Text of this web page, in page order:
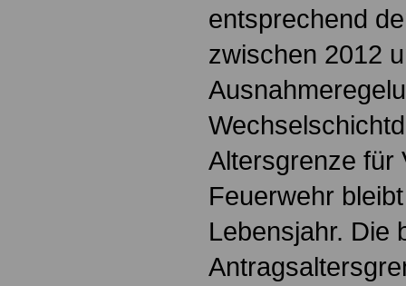
entsprechend
zwischen 2012
Altersgrenze für
Feuerwehr
Lebensjahr. Die